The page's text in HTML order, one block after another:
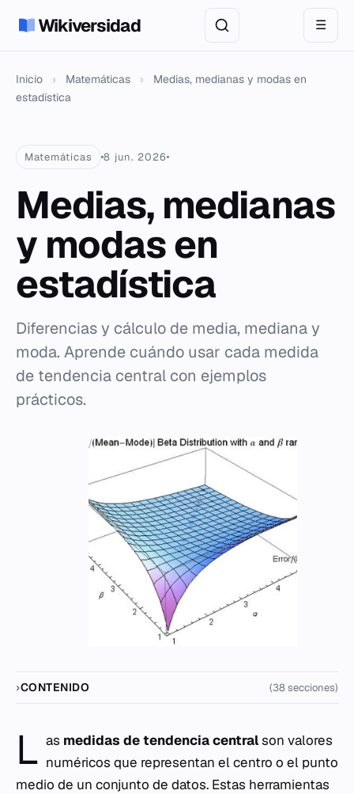
Wikiversidad ☰
Inicio › Matemáticas ›
Medias, medianas y modas en
estadística
Matemáticas 8 jun. 2026
Medias, medianas
y modas en
estadística
Diferencias y cálculo de media, mediana y
moda. Aprende cuándo usar cada medida
de tendencia central con ejemplos
prácticos.
CONTENIDO (38 secciones)
L as medidas de tendencia centralson valores
numéricos que representan el centro o el punto
medio de un conjunto de datos. Estas herramientas